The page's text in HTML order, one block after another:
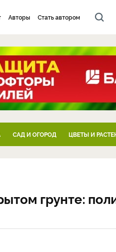
Авторы Стать автором
САД И ОГОРОД ЦВЕТЫ И
грунте: